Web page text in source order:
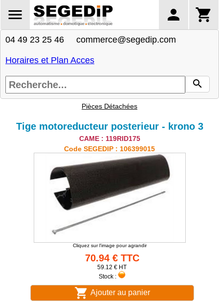
04 49 23 25 46 commerce@segedip.com
Horaires et Plan Acces
Pièces Détachées
Tige motoreducteur posterieur - krono 3
CAME : 119RID175
Code SEGEDIP : 106399015
Cliquez sur l'image pour agrandir
70.94 € TTC
59.12 € HT
Stock :
Ajouter au panier